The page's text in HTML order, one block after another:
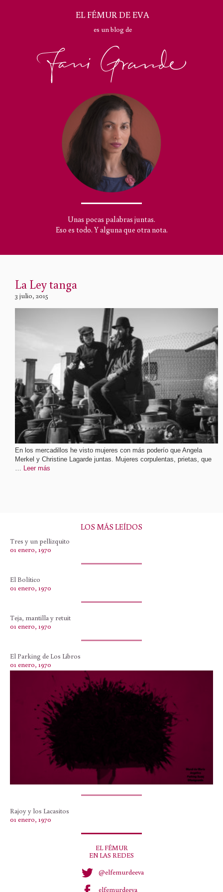
EL FÉMUR DE EVA
es un blog de
Unas pocas palabras juntas.
Eso es todo. Y alguna que otra nota.
La Ley tanga
3 julio, 2015
En los mercadillos he visto mujeres con más poderío que Angela
Merkel y Christine Lagarde juntas. Mujeres corpulentas, prietas, que
Leer más
LOS MÁS LEÍDOS
Tres y un pellizquito
01 enero, 1970
El Bolítico
01 enero, 1970
Teja, mantilla y retuit
01 enero, 1970
El Parking de Los Libros
01 enero, 1970
Rajoy y los Lacasitos
01 enero, 1970
EL FÉMUR
EN LAS REDES
@elfemurdeeva
elfemurdeeva